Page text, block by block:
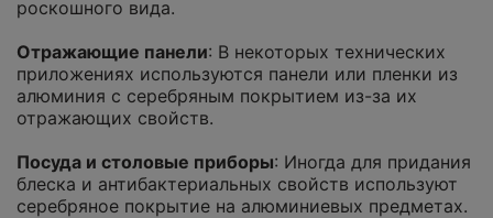
роскошного вида.
Отражающие панели: В некоторых технических
приложениях используются панели или пленки из
алюминия с серебряным покрытием из-за их
отражающих свойств.
Посуда и столовые приборы: Иногда для придания
блеска и антибактериальных свойств используют
серебряное покрытие на алюминиевых предметах.